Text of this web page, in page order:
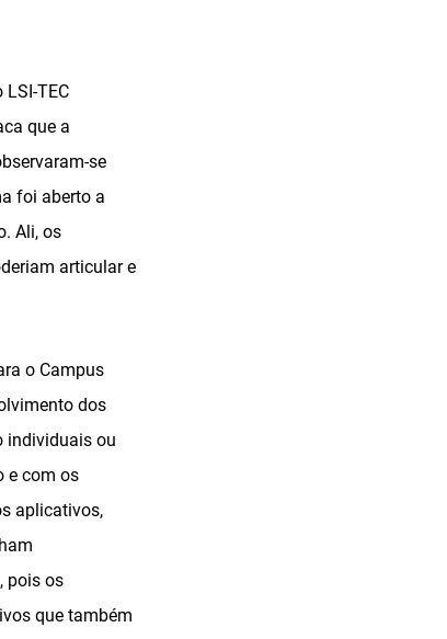
TEC
que a
se
foi aberto a
Ali, os
articular e
o Campus
dos
individuais ou
e com os
aplicativos,
pois os
que também